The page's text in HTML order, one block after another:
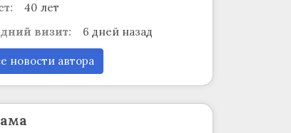
40 лет
визит:
6 дней назад
новости автора